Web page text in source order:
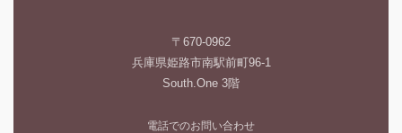
〒670-0962
兵庫県姫路市南駅前町96-1
South.One 3階
電話でのお問い合わせ